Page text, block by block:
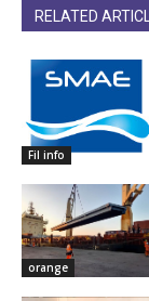
RELATED
Fil info
orange